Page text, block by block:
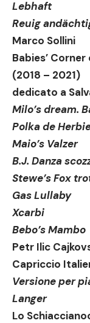
Lebhaft
Reuig
Marco Sollini
Babies’
(2018 – 2021)
dedicato a
Milo’s dream.
Polka de
Maio’s Valzer
B.J. Danza
Stewe’s Fox
Gas Lullaby
Xcarbi
Bebo’s Mambo
Petr Ilic
Capriccio
Versione per
Langer
Lo